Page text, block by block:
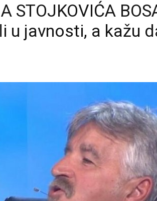
STOJKOVIĆA
u javnosti, a kažu